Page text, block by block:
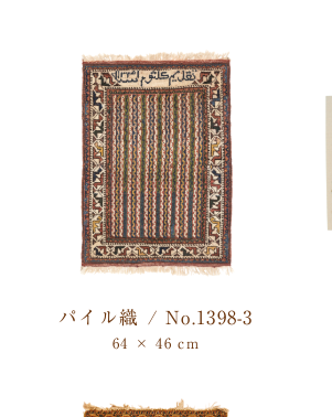
パイル織 / No.1398-3
64 × 46 cm